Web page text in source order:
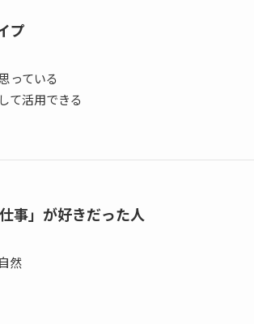
プ
っている
て活用できる
事」が好きだった人
然